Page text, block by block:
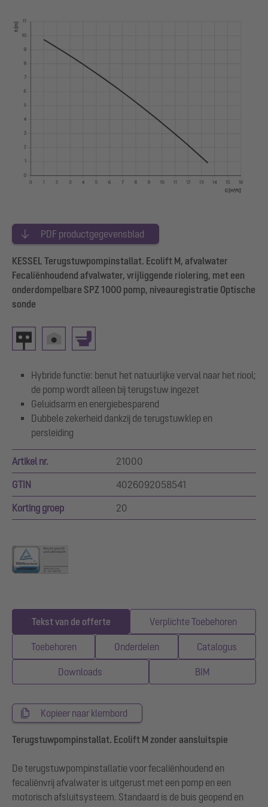
PDF productgegevensblad
KESSEL Terugstuwpompinstallat. Ecolift M, afvalwater
Fecaliënhoudend afvalwater, vrijliggende riolering, met een
onderdompelbare SPZ 1000 pomp, niveauregistratie Optische
sonde
Hybride functie: benut het natuurlijke verval naar het riool;
de pomp wordt alleen bij terugstuw ingezet
Geluidsarm en energiebesparend
Dubbele zekerheid dankzij de terugstuwklep en
persleiding
Artikel nr. 21000
GTIN 4026092058541
Korting groep 20
Tekst van de offerte Verplichte Toebehoren
Toebehoren Onderdelen Catalogus
Downloads BIM
Kopieer naar klembord
Terugstuwpompinstallat. Ecolift M zonder aansluitspie
De terugstuwpompinstallatie voor fecaliënhoudend en
fecaliënvrij afvalwater is uitgerust met een pomp en een
motorisch afsluitsysteem. Standaard is de buis geopend en